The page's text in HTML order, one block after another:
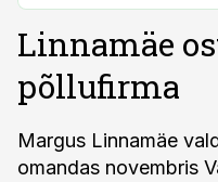
Linnamäe
põllufirma
Margus Linnamäe
omandas novembris